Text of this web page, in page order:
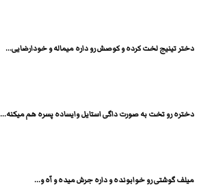
دختر تینیج لخت کرده و کوصش رو داره میماله و خودارضایی...
دختره رو تخت به صورت داگی استایل وایساده پسره هم میکنه...
میلف گوشتی رو خوابونده و داره جرش میده و آه و...